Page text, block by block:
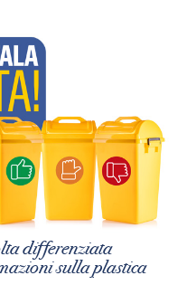
differenziata
sulla plastica